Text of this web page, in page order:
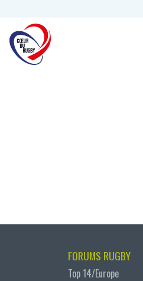
FORUMS RUGBY
Top 14/Europe